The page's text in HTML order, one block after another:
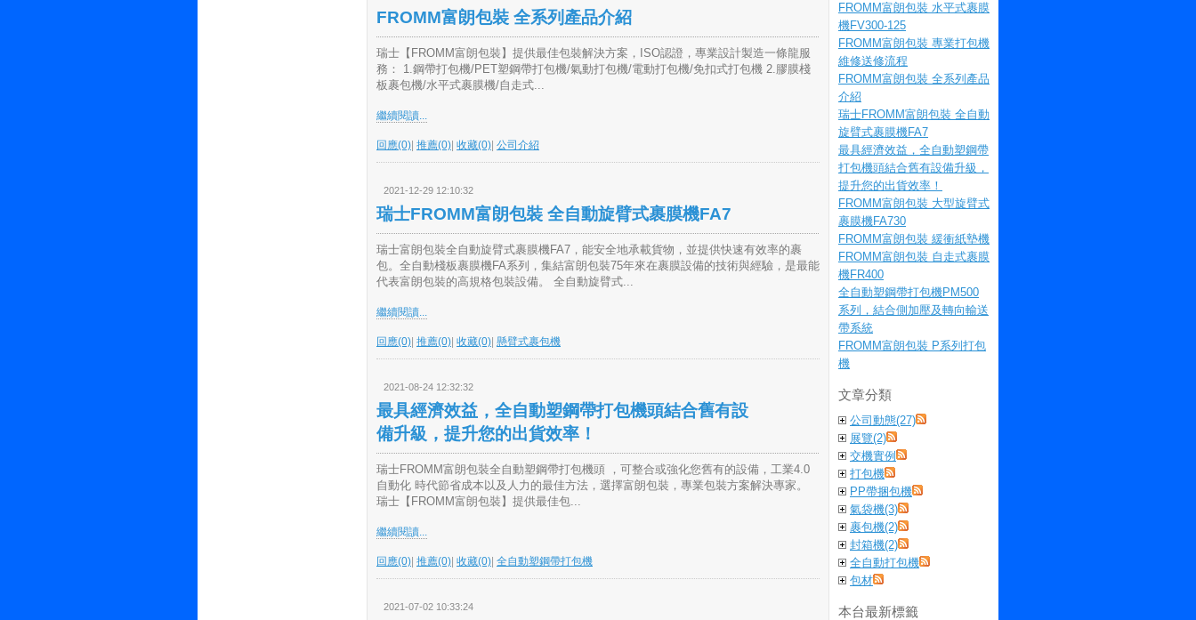
FROMM富朗包裝 全系列產品介紹
瑞士【FROMM富朗包裝】提供最佳包裝解決方案，ISO認證，專業設計製造一條龍服
務： 1.鋼帶打包機/PET塑鋼帶打包機/氣動打包機/電動打包機/免扣式打包機 2.膠膜棧
板裹包機/水平式裹膜機/自走式...
繼續閱讀...
回應(0) 推薦(0) 收藏(0) 公司介紹
2021-12-29 12:10:32
瑞士FROMM富朗包裝 全自動旋臂式裹膜機FA7
瑞士富朗包裝全自動旋臂式裹膜機FA7，能安全地承載貨物，並提供快速有效率的裹
包。全自動棧板裹膜機FA系列，集結富朗包裝75年來在裹膜設備的技術與經驗，是最能
代表富朗包裝的高規格包裝設備。 全自動旋臂式...
繼續閱讀...
回應(0) 推薦(0) 收藏(0) 懸臂式裹包機
2021-08-24 12:32:32
最具經濟效益，全自動塑鋼帶打包機頭結合舊有設
備升級，提升您的出貨效率！
瑞士FROMM富朗包裝全自動塑鋼帶打包機頭 ，可整合或強化您舊有的設備，工業4.0
自動化 時代節省成本以及人力的最佳方法，選擇富朗包裝，專業包裝方案解決專家。
瑞士【FROMM富朗包裝】提供最佳包...
繼續閱讀...
回應(0) 推薦(0) 收藏(0) 全自動塑鋼帶打包機
2021-07-02 10:33:24
FROMM富朗包裝 水平式裹膜
機FV300-125
FROMM富朗包裝 專業打包機
維修送修流程
FROMM富朗包裝 全系列產品
介紹
瑞士FROMM富朗包裝 全自動
旋臂式裹膜機FA7
最具經濟效益，全自動塑鋼帶
打包機頭結合舊有設備升級，
提升您的出貨效率！
FROMM富朗包裝 大型旋臂式
裹膜機FA730
FROMM富朗包裝 緩衝紙墊機
FROMM富朗包裝 自走式裹膜
機FR400
全自動塑鋼帶打包機PM500
系列，結合側加壓及轉向輸送
帶系統
FROMM富朗包裝 P系列打包
機
文章分類
公司動態(27)
展覽(2)
交機實例
打包機
PP帶捆包機
氣袋機(3)
裹包機(2)
封箱機(2)
全自動打包機
包材
本台最新標籤